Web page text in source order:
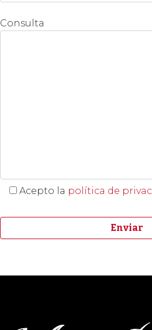
Consulta
Acepto la política de